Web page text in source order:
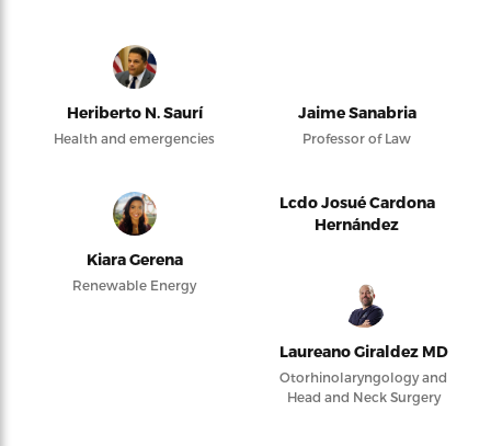
Heriberto N. Saurí
Health and emergencies
Jaime Sanabria
Professor of Law
Kiara Gerena
Renewable Energy
Lcdo Josué Cardona
Hernández
Laureano Giraldez MD
Otorhinolaryngology and
Head and Neck Surgery